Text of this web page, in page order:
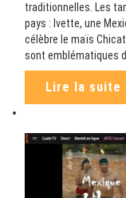
traditionnelles. Les
pays : Ivette, une
célèbre le maïs
sont emblématiques
Lire la suite